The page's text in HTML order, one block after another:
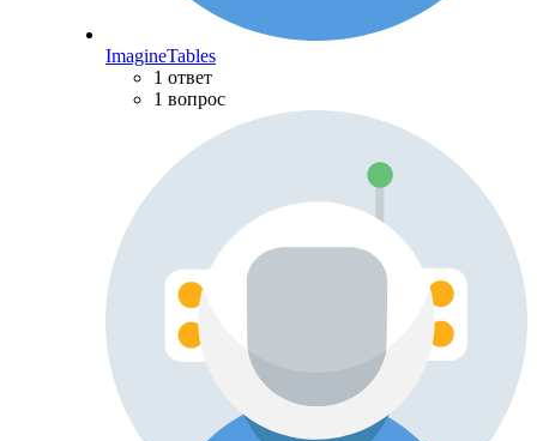
ImagineTables
1 ответ
1 вопрос